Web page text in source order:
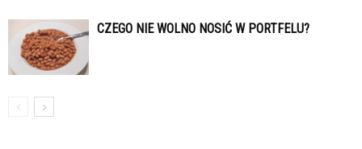
CZEGO NIE WOLNO NOSIĆ W PORTFELU?